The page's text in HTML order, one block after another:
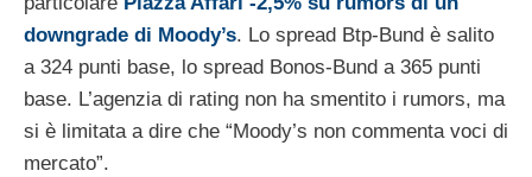
downgrade di Moody’s. Lo spread Btp-Bund è salito
a 324 punti base, lo spread Bonos-Bund a 365 punti
base. L’agenzia di rating non ha smentito i rumors, ma
si è limitata a dire che “Moody’s non commenta voci di
mercato”.